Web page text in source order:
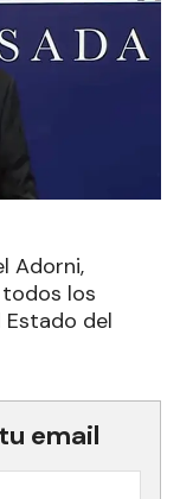
Adorni,
los
del
email